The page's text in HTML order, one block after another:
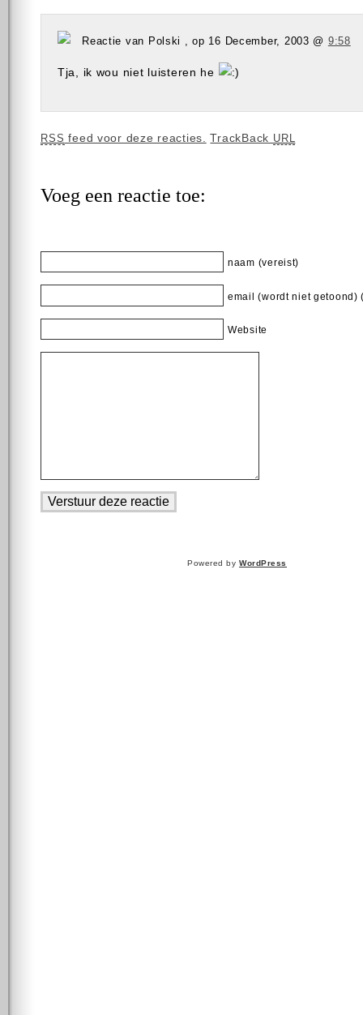
Reactie van Polski , op 16 December, 2003 @ 9:58
Tja, ik wou niet luisteren he
RSS feed voor deze reacties. TrackBack URL
Voeg een reactie toe:
naam (vereist)
email (wordt niet getoond)
Website
Powered byWordPress